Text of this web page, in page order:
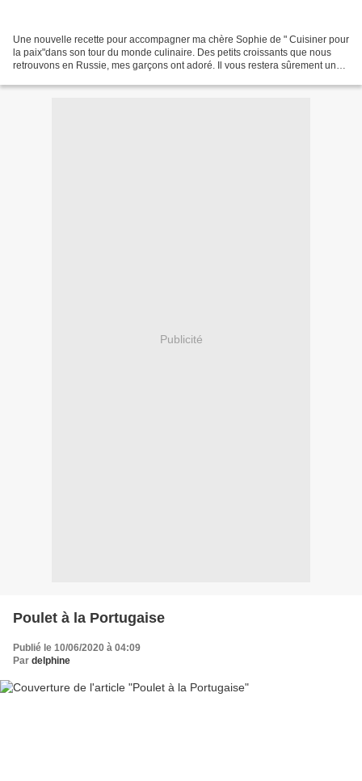
Une nouvelle recette pour accompagner ma chère Sophie de " Cuisiner pour
la paix"dans son tour du monde culinaire. Des petits croissants que nous
retrouvons en Russie, mes garçons ont adoré. Il vous restera sûrement un
Publicité
Poulet à la Portugaise
Publié le 10/06/2020 à 04:09
Par delphine